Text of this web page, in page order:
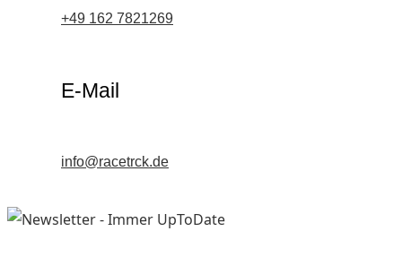
+49 162 7821269
E-Mail
info@racetrck.de